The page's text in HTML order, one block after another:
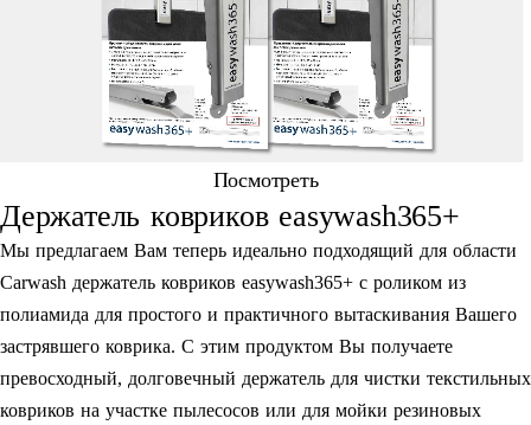
Посмотреть
Держатель ковриков easywash365+
Мы предлагаем Вам теперь идеально подходящий для области
Carwash держатель ковриков easywash365+ с роликом из
полиамида для простого и практичного вытаскивания Вашего
застрявшего коврика. С этим продуктом Вы получаете
превосходный, долговечный держатель для чистки текстильных
ковриков на участке пылесосов или для мойки резиновых